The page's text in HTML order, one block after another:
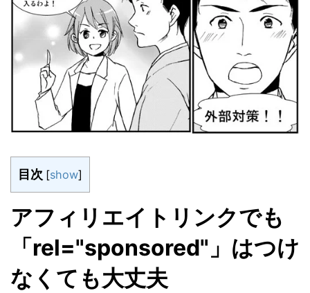
目次 [show]
アフィリエイトリンクでも
「rel="sponsored"」はつけ
なくても大丈夫